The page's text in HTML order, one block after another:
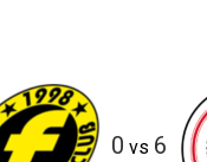
0 vs 6